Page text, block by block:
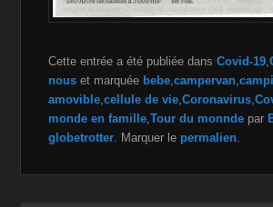
Cette entrée a été publiée dansCovid-19 ,
nous et marquée bebe ,campervan ,
amovible ,cellule de vie ,Coronavirus ,
monde en famille ,Tour du monnde par
globetrotter . Marquer le permalien